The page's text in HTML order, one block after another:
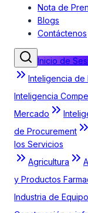
Nota de
Blogs
Contáctenos
Inicio de
Inteligencia de
Inteligencia
Mercado
de Procurement
los Servicios
Agricultura
y Productos
Industria de